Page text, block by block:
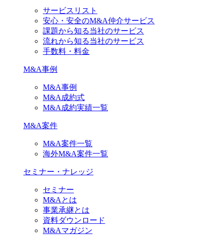
サービスリスト
安心・安全のM&A仲介サービス
課題から知る当社のサービス
流れから知る当社のサービス
手数料・料金
M&A事例
M&A事例
M&A成約式
M&A成約実績一覧
M&A案件
M&A案件一覧
海外M&A案件一覧
セミナー・ナレッジ
セミナー
M&Aとは
事業承継とは
資料ダウンロード
M&Aマガジン